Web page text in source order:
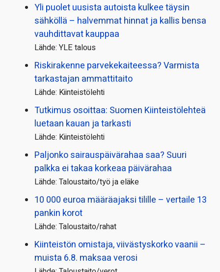
Yli puolet uusista autoista kulkee täysin
sähköllä – halvemmat hinnat ja kallis bensa
vauhdittavat kauppaa
Lähde: YLE talous
Riskirakenne parvekekaiteessa? Varmista
tarkastajan ammattitaito
Lähde: Kiinteistölehti
Tutkimus osoittaa: Suomen Kiinteistölehteä
luetaan kauan ja tarkasti
Lähde: Kiinteistölehti
Paljonko sairauspäivä­rahaa saa? Suuri
palkka ei takaa korkeaa päivärahaa
Lähde: Taloustaito/työ ja eläke
10 000 euroa määräajaksi tilille – vertaile 13
pankin korot
Lähde: Taloustaito/rahat
Kiinteistön omistaja, viivästyskorko vaanii –
muista 6.8. maksaa verosi